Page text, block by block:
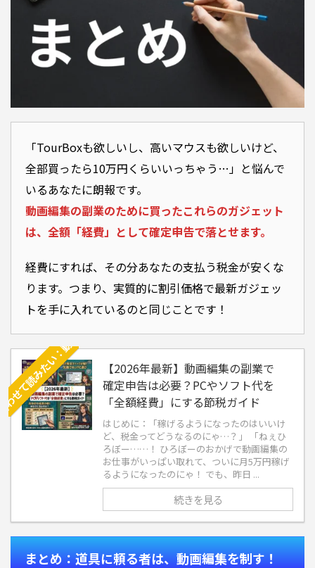
「TourBoxも欲しいし、高いマウスも欲しいけど、
全部買ったら10万円くらいいっちゃう…」と悩んで
いるあなたに朗報です。
動画編集の副業のために買ったこれらのガジェット
は、全額「経費」として確定申告で落とせます。
経費にすれば、その分あなたの支払う税金が安くな
ります。つまり、実質的に割引価格で最新ガジェッ
トを手に入れているのと同じことです！
編集の副業で確定申告は必要？PCやソフト代を「全
【2026年最新】動画編集の副業で
確定申告は必要？PCやソフト代を
「全額経費」にする節税ガイド
はじめに：「稼げるようになったのはいいけ
ど、税金ってどうなるのにゃ…？」 「ねぇひ
ろぼー……！ ひろぼーのおかげで動画編集の
お仕事がいっぱい取れて、ついに月5万円稼げ
るようになったのにゃ！ でも、昨日 ...
続きを見る
まとめ：道具に頼る者は、動画編集を制す！